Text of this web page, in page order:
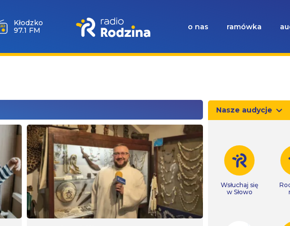
Wołów
99.6 FM
o nas ramówka
Nasze audycje
Wsłuchaj się
w Słowo